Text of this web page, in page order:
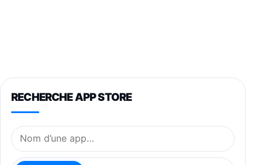
RECHERCHE APP STORE
Nom de l’application